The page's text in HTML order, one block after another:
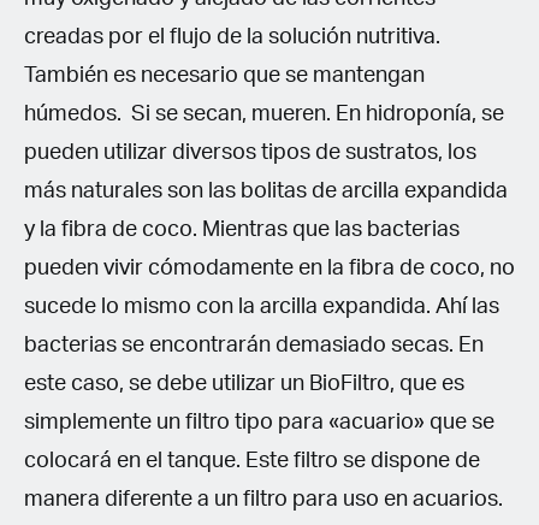
creadas por el flujo de la solución nutritiva.
También es necesario que se mantengan
húmedos. Si se secan, mueren. En hidroponía, se
pueden utilizar diversos tipos de sustratos, los
más naturales son las bolitas de arcilla expandida
y la fibra de coco. Mientras que las bacterias
pueden vivir cómodamente en la fibra de coco, no
sucede lo mismo con la arcilla expandida. Ahí las
bacterias se encontrarán demasiado secas. En
este caso, se debe utilizar un BioFiltro, que es
simplemente un filtro tipo para «acuario» que se
colocará en el tanque. Este filtro se dispone de
manera diferente a un filtro para uso en acuarios.